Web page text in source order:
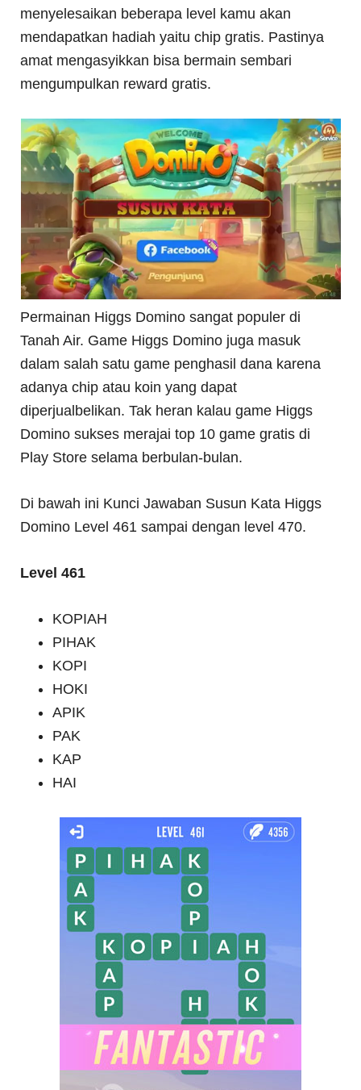
menyelesaikan beberapa level kamu akan
mendapatkan hadiah yaitu chip gratis. Pastinya
amat mengasyikkan bisa bermain sembari
mengumpulkan reward gratis.
Permainan Higgs Domino sangat populer di
Tanah Air. Game Higgs Domino juga masuk
dalam salah satu game penghasil dana karena
adanya chip atau koin yang dapat
diperjualbelikan. Tak heran kalau game Higgs
Domino sukses merajai top 10 game gratis di
Play Store selama berbulan-bulan.
Di bawah ini Kunci Jawaban Susun Kata Higgs
Domino Level 461 sampai dengan level 470.
Level 461
KOPIAH
PIHAK
KOPI
HOKI
APIK
PAK
KAP
HAI